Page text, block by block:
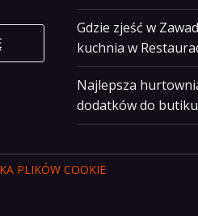
Gdzie zjeść w
kuchnia w
Najlepsza
dodatków do butiku
PLIKÓW COOKIE